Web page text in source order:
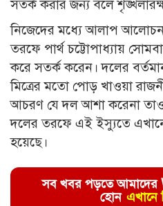
সতর্ক করার জন্য বলে
নিজেদের মধ্যে আলাপ
তরফে পার্থ চট্টোপাধ্যায়
করে সতর্ক করেন। দলের
মিত্রের মতো পোড় খাওয়া
আচরণ যে দল আশা করেনা
দলের তরফে এই ইস্যুতে
হয়েছে।
সব খবর পড়তে আমাদের
হোন এখানে